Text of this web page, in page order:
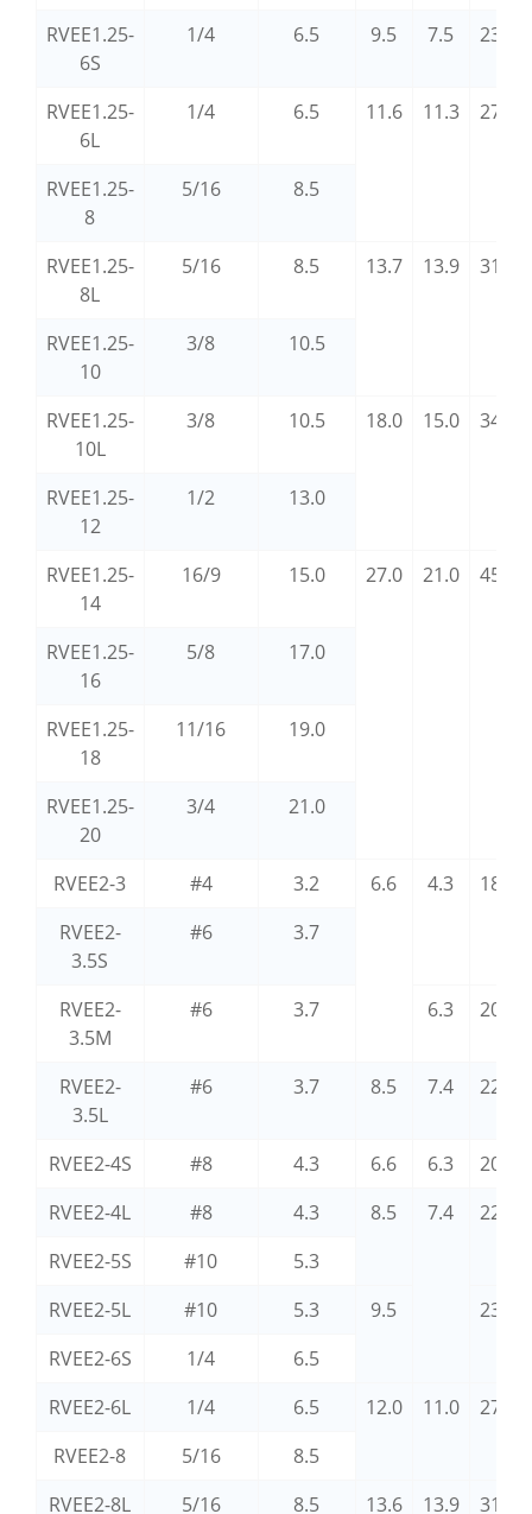
RVEE1.25-
6S
1/4 6.5 9.5 7.5 23.0
RVEE1.25-
6L
1/4 6.5 11.6 11.3 27.7
RVEE1.25-
8
5/16 8.5
RVEE1.25-
8L
5/16 8.5 13.7 13.9 31.6
RVEE1.25-
10
3/8 10.5
RVEE1.25-
10L
3/8 10.5 18.0 15.0 34.7
RVEE1.25-
12
1/2 13.0
RVEE1.25-
14
16/9 15.0 27.0 21.0 45.2
RVEE1.25-
16
5/8 17.0
RVEE1.25-
18
11/16 19.0
RVEE1.25-
20
3/4 21.0
RVEE2-3 #4 3.2 6.6 4.3
18.4
RVEE2-
3.5S
#6 3.7
RVEE2-
3.5M
#6 3.7 6.3 20.4
RVEE2-
3.5L
#6 3.7 8.5 7.4 22.4
RVEE2-4S #8 4.3 6.6 6.3
20.4
RVEE2-4L
#8 4.3 8.5 7.4
22.4
RVEE2-5S
#10
5.3
RVEE2-5L
#10 5.3 9.5
23.0
RVEE2-6S
1/4
6.5
RVEE2-6L
1/4 6.5 12.0 11.0
27.4
RVEE2-8
5/16
8.5
RVEE2-8L
5/16 8.5 13.6 13.9 31.4